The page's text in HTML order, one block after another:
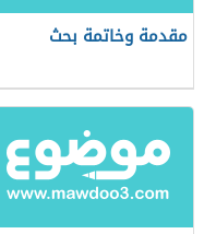
مقدمة وخاتمة بحث